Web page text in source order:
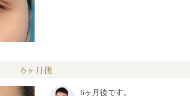
6ヶ月後
6ヶ月後です。